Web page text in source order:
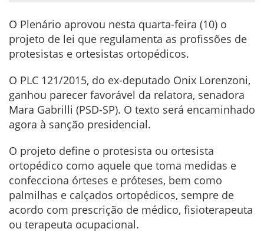
O Plenário aprovou nesta quarta-feira (10) o
projeto de lei que regulamenta as profissões de
protesistas e ortesistas ortopédicos.
O PLC 121/2015, do ex-deputado Onix Lorenzoni,
ganhou parecer favorável da relatora, senadora
Mara Gabrilli (PSD-SP). O texto será encaminhado
agora à sanção presidencial.
O projeto define o protesista ou ortesista
ortopédico como aquele que toma medidas e
confecciona órteses e próteses, bem como
palmilhas e calçados ortopédicos, sempre de
acordo com prescrição de médico, fisioterapeuta
ou terapeuta ocupacional.